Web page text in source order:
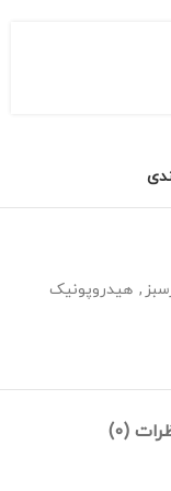
, هیدروپونیک
(0)